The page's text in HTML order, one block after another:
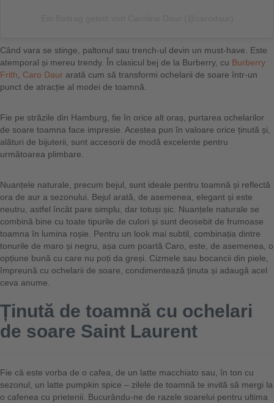
Când vara se stinge, paltonul sau trench-ul devin un must-have. Este
atemporal și mereu trendy. În clasicul bej de la Burberry, cu Burberry
Frith, Caro Daur arată cum să transformi ochelarii de soare într-un
punct de atracție al modei de toamnă.
Fie pe străzile din Hamburg, fie în orice alt oraș, purtarea ochelarilor
de soare toamna face impresie. Acestea pun în valoare orice ținută și,
alături de bijuterii, sunt accesorii de modă excelente pentru
următoarea plimbare.
Nuanțele naturale, precum bejul, sunt ideale pentru toamnă și reflectă
ora de aur a sezonului. Bejul arată, de asemenea, elegant și este
neutru, astfel încât pare simplu, dar totuși șic. Nuanțele naturale se
combină bine cu toate tipurile de culori și sunt deosebit de frumoase
toamna în lumina roșie. Pentru un look mai subtil, combinația dintre
tonurile de maro și negru, așa cum poartă Caro, este, de asemenea, o
opțiune bună cu care nu poți da greși. Cizmele sau bocancii din piele,
împreună cu ochelarii de soare, condimentează ținuta și adaugă acel
ceva anume.
Ținută de toamnă cu ochelari
de soare Saint Laurent
Fie că este vorba de o cafea, de un latte macchiato sau, în ton cu
sezonul, un latte pumpkin spice – zilele de toamnă te invită să mergi la
o cafenea cu prietenii. Bucurându-ne de razele soarelui pentru ultima